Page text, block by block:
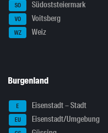
SO Südoststeiermark
VO Voitsberg
WZ Weiz
Burgenland
E Eisenstadt – Stadt
EU Eisenstadt/Umgebung